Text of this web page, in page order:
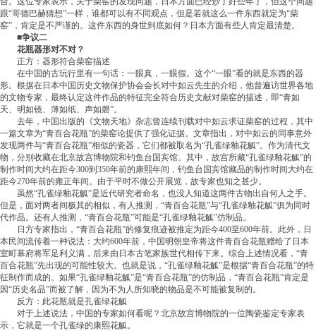
跟“哥德巴赫猜想”一样，谁都可以有不同观点，但是若就这么一件东西就定为“柴
窑”，肯定是不严谨的。这件东西的身世到底如何？日本方面有些人肯定最清楚。
■争议二
花瓶器形对不对？
正方：器形符合柴窑描述
在中国的古玩行里有一句话：一眼真，一眼假。这个“一眼”看的就是东西的器
形。根据在日本中国历史文物保护协会会长对中如云先生的介绍，他曾遍访世界各地
的文物专家，最终认定这件作品的特征完全符合历史文献对柴窑的描述，即“青如
天、明如镜、薄如纸、声如磬”。
去年，中国出版的《文物天地》杂志曾连续刊载对中如云求证柴窑的过程，其中
一篇文章为“青百合花瓶”的柴窑论提供了强化证据。文章指出，对中如云的同事意外
发现两件与“青百合花瓶”相似的瓷器，它们都被取名为“孔雀绿釉花觚”。作为清代文
物，分别收藏在北京故宫博物院和钓鱼台国宾馆。其中，故宫所藏“孔雀绿釉花觚”的
制作时间大约在距今300到350年前的康熙年间，钓鱼台国宾馆藏品的制作时间大约在
距今270年前的雍正年间。由于平时不做公开展览，故专家也知之甚少。
虽然“孔雀绿釉花觚”是近代研究者命名，也没人知道这两件古物出自何人之手。
但是，面对两者间极其的相似，有人推测，“青百合花瓶”与“孔雀绿釉花觚”俱为同时
代作品。还有人推测，“青百合花瓶”可能是“孔雀绿釉花觚”仿制品。
日方专家指出，“青百合花瓶”的修复痕迹被推定为距今400至600年前。此外，日
本民间流传着一种说法：大约600年前，中国明朝皇帝将这件青百合花瓶赠给了日本
室町幕府将军足利义满，后来由日本古笔家族世代相传下来。综合上述情况看，“青
百合花瓶”先出现的可能性较大。也就是说，“孔雀绿釉花觚”是根据“青百合花瓶”的特
征制作而成的。如果“孔雀绿釉花觚”是“青百合花瓶”的仿制品，“青百合花瓶”肯定是
因“历史名品”而被了解，因为不为人所知晓的物品是不可能被复制的。
反方：此花瓶就是孔雀绿花觚
对于上述说法，中国的专家如何看呢？北京故宫博物院的一位陶瓷鉴定专家表
示，它就是一个孔雀绿的康熙花觚。